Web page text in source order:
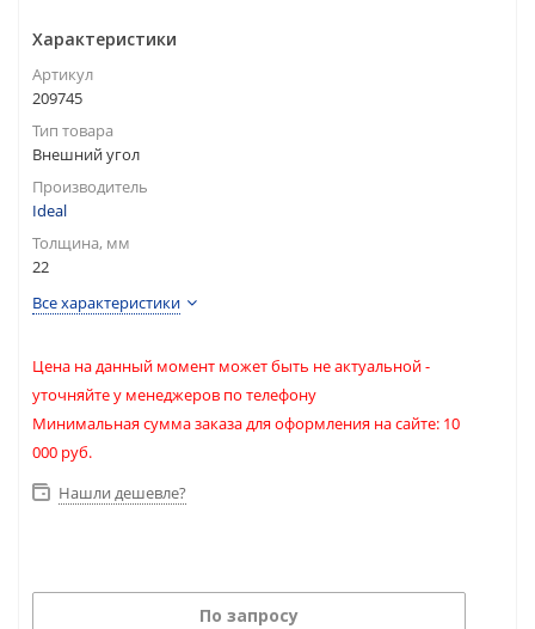
Характеристики
Артикул
209745
Тип товара
Внешний угол
Производитель
Ideal
Толщина, мм
22
Все характеристики
Цена на данный момент может быть не актуальной -
уточняйте у менеджеров по телефону
Минимальная сумма заказа для оформления на сайте: 10
000 руб.
Нашли дешевле?
По запросу